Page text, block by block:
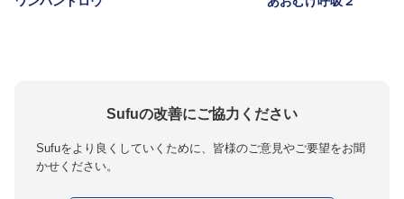
Sufuの改善にご協力ください
Sufuをより良くしていくために、皆様のご意見やご要望をお聞
かせください。